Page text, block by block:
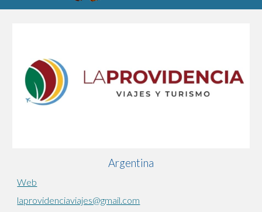
Argentina
Web
laprovidenciaviajes@gmail.com